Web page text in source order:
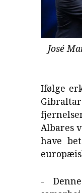
José
Ifølge
Albares
have
-